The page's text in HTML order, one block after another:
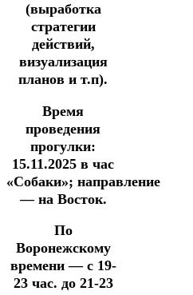
(выработка
стратегии
действий,
визуализация
планов и т.п).
Время
проведения
прогулки:
15.11.2025 в час
«Собаки»; направление
— на Восток.
По
Воронежскому
времени — с 19-
23 час. до 21-23